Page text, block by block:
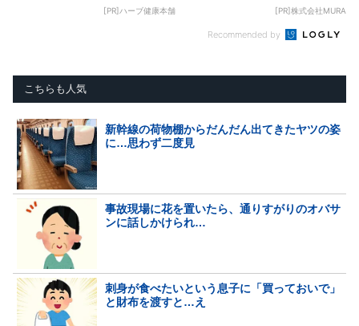
[PR]ハーブ健康本舗 [PR]株式会社MURA
Recommended by
こちらも人気
新幹線の荷物棚からだんだん出てきたヤツの姿
に…思わず二度見
事故現場に花を置いたら、通りすがりのオバサ
ンに話しかけられ…
刺身が食べたいという息子に「買っておいで」
と財布を渡すと…え